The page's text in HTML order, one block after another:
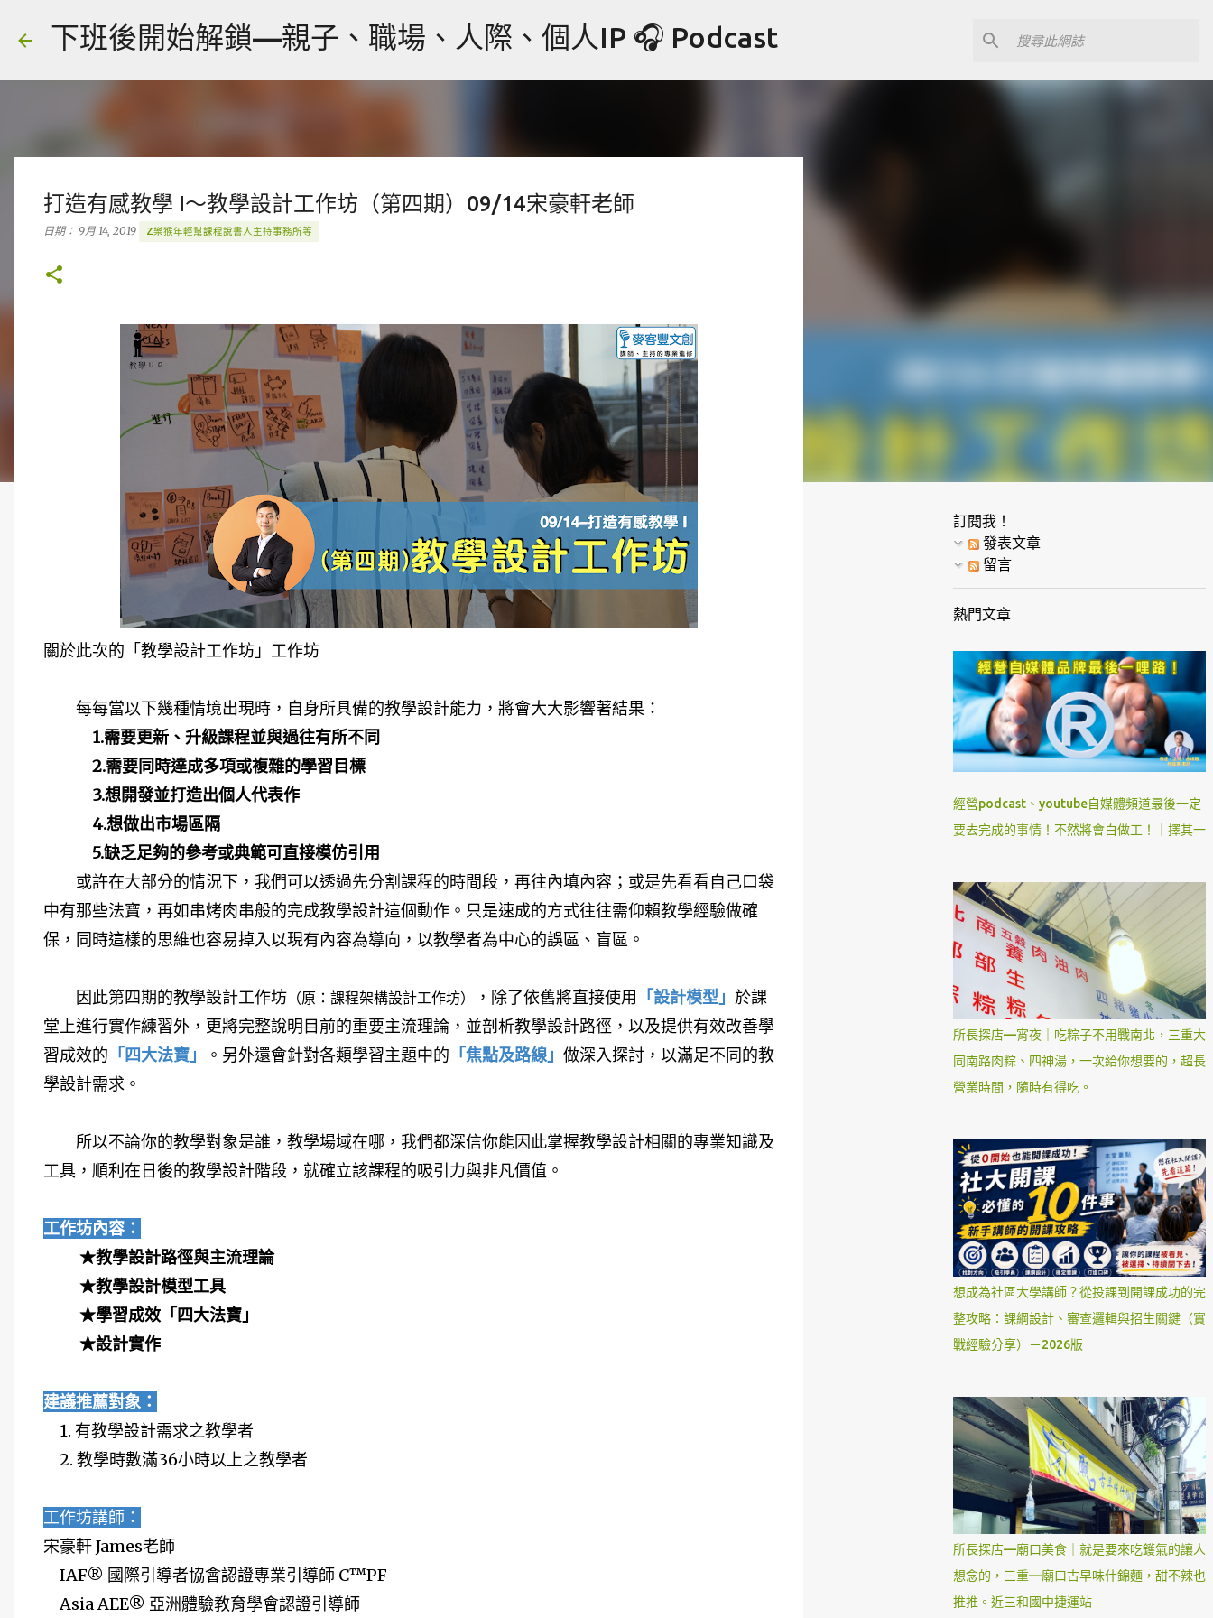
跳到主要內容
下班後開始解鎖—親子、職場、人際、個人IP 🎧 Podcast
打造有感教學 I～教學設計工作坊（第四期）09/14宋豪軒老師
日期： 9月 14, 2019 Z樂猴年輕幫課程說書人主持事務所等
關於此次的「教學設計工作坊」工作坊
每每當以下幾種情境出現時，自身所具備的教學設計能力，將會大大影響著結果：
1.需要更新、升級課程並與過往有所不同
2.需要同時達成多項或複雜的學習目標
3.想開發並打造出個人代表作
4.想做出市場區隔
5.缺乏足夠的參考或典範可直接模仿引用
或許在大部分的情況下，我們可以透過先分割課程的時間段，再往內填內容；或是先看看自己口袋
中有那些法寶，再如串烤肉串般的完成教學設計這個動作。只是速成的方式往往需仰賴教學經驗做確
保，同時這樣的思維也容易掉入以現有內容為導向，以教學者為中心的誤區、盲區。
因此第四期的教學設計工作坊 （原：課程架構設計工作坊） ，除了依舊將直接使用 「設計模型」 於課
堂上進行實作練習外，更將完整說明目前的重要主流理論，並剖析教學設計路徑，以及提供有效改善學
習成效的 「四大法寶」 。另外還會針對各類學習主題中的 「焦點及路線」 做深入探討，以滿足不同的教
學設計需求。
所以不論你的教學對象是誰，教學場域在哪，我們都深信你能因此掌握教學設計相關的專業知識及
工具，順利在日後的教學設計階段，就確立該課程的吸引力與非凡價值。
工作坊內容：
★教學設計路徑與主流理論
★教學設計模型工具
★學習成效「四大法寶」
★設計實作
建議推薦對象：
1. 有教學設計需求之教學者
2. 教學時數滿36小時以上之教學者
工作坊講師：
宋豪軒 James老師
IAF® 國際引導者協會認證專業引導師 C™PF
Asia AEE® 亞洲體驗教育學會認證引導師
訂閱我！
發表文章
留言
熱門文章
經營podcast、youtube自媒體頻道最後一定
要去完成的事情！不然將會白做工！｜擇其一
所長探店—宵夜｜吃粽子不用戰南北，三重大
同南路肉粽、四神湯，一次給你想要的，超長
營業時間，隨時有得吃。
想成為社區大學講師？從投課到開課成功的完
整攻略：課綱設計、審查邏輯與招生關鍵（實
戰經驗分享）－2026版
所長探店—廟口美食｜就是要來吃鑊氣的讓人
想念的，三重—廟口古早味什錦麵，甜不辣也
推推。近三和國中捷運站